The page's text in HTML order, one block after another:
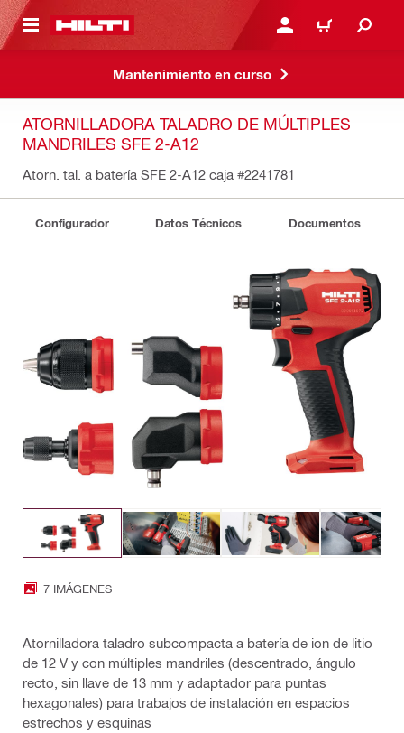
PRINCIPAL INICIE SESIÓN O
CARRITO
Mantenimiento en curso
ATORNILLADORA TALADRO DE MÚLTIPLES
MANDRILES SFE 2-A12
Atorn. tal. a batería SFE 2-A12 caja #2241781
Configurador Datos Técnicos Documentos
7 IMÁGENES
Atornilladora taladro subcompacta a batería de ion de litio
de 12 V y con múltiples mandriles (descentrado, ángulo
recto, sin llave de 13 mm y adaptador para puntas
hexagonales) para trabajos de instalación en espacios
estrechos y esquinas